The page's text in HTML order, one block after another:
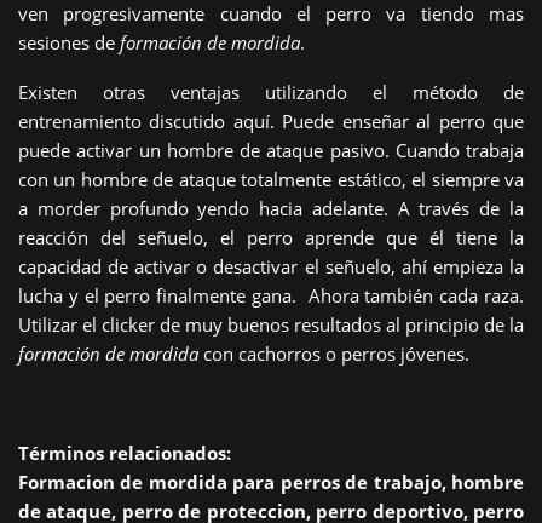
ven progresivamente cuando el perro va tiendo mas
sesiones de formación de mordida.
Existen otras ventajas utilizando el método de
entrenamiento discutido aquí. Puede enseñar al perro que
puede activar un hombre de ataque pasivo. Cuando trabaja
con un hombre de ataque totalmente estático, el siempre va
a morder profundo yendo hacia adelante. A través de la
reacción del señuelo, el perro aprende que él tiene la
capacidad de activar o desactivar el señuelo, ahí empieza la
lucha y el perro finalmente gana. Ahora también cada raza.
Utilizar el clicker de muy buenos resultados al principio de la
formación de mordida con cachorros o perros jóvenes.
Términos relacionados:
Formacion de mordida para perros de trabajo, hombre
de ataque, perro de proteccion, perro deportivo, perro